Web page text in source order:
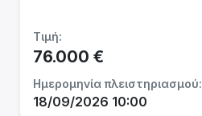
Τιμή:
76.000 €
Ημερομηνία πλειστηριασμού:
18/09/2026 10:00